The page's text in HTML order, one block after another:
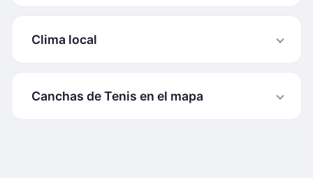
Clima local
Canchas de Tenis en el mapa